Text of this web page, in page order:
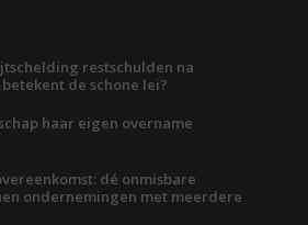
restschulden na
de schone lei?
haar eigen overname
dé onmisbare
ondernemingen met meerdere